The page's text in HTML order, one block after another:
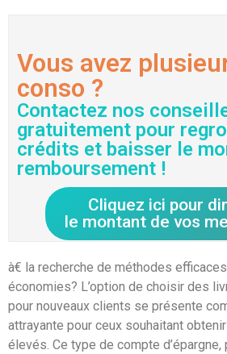
Vous avez
conso ?
Contactez nos
gratuitement pour
crédits et baisser le
remboursement !
Cliquez ici pour
le montant de vos
à€ la recherche de méthodes
économies? L’option de choisir des
pour nouveaux clients se présente
attrayante pour ceux souhaitant
élevés. Ce type de compte